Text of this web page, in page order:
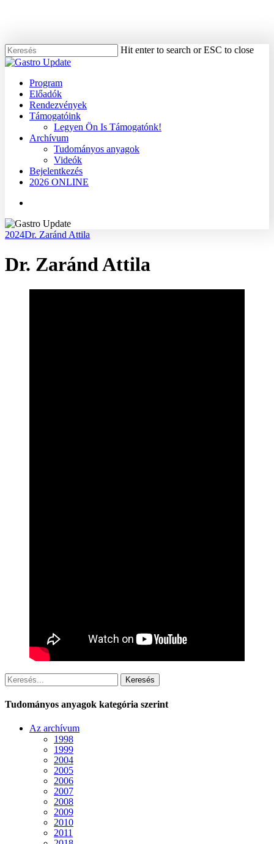
content
Hit enter to search or ESC to close
Close
Menu
Program
Előadók
Rendezvények
Támogatóink
Legyen Ön Is Támogatónk!
Archívum
Tudományos anyagok
Videók
Bejelentkezés
2026 ONLINE
2024Dr. Zaránd Attila
Dr. Zaránd Attila
Keresés
Tudományos anyagok kategória szerint
Az archívum
1998
1999
2004
2005
2006
2007
2008
2009
2010
2011